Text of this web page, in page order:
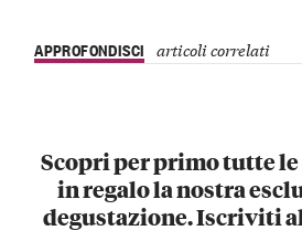
APPROFONDISCI articoli correlati
Scopri per primo tutte
in regalo la nostra
degustazione. Iscriviti